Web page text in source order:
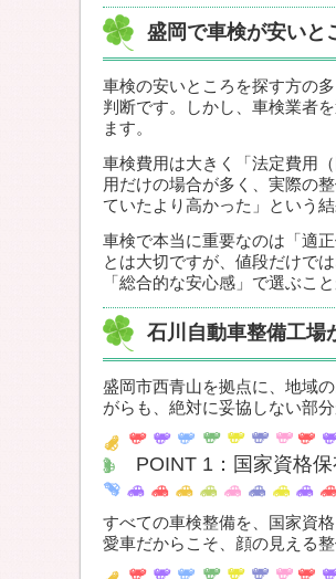
盛岡で車検が安いと
車検の安いところを探す方の
判断です。しかし、車検業者
ます。
車検費用は大きく「法定費用
用だけの場合が多く、実際の
ていたより高かった」という
車検で本当に重要なのは「適
とは大切ですが、値段だけで
「総合的な安心感」で選ぶこ
石川自動車整備工場
盛岡市西青山を拠点に、地域
がらも、絶対に妥協しない部分
POINT 1：国家資格
すべての車検整備を、国家資
愛車だからこそ、顔の見える